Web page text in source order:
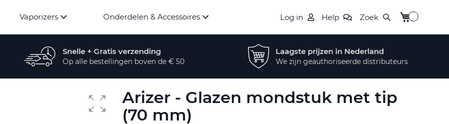
Vaporizers Onderdelen & Accessoires Log in Help Zoek Winkelwagen
Snelle + Gratis verzending
Op alle bestellingen boven de € 50
Laagste prijzen in Nederland
We zijn geauthoriseerde distributeurs
Arizer - Glazen mondstuk met tip
(70 mm)